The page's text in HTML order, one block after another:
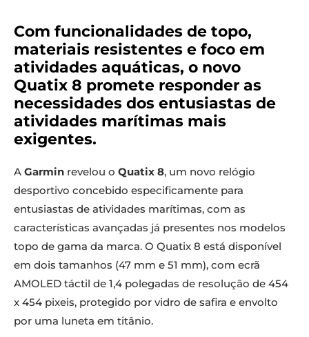
Com funcionalidades de topo,
materiais resistentes e foco em
atividades aquáticas, o novo
Quatix 8 promete responder as
necessidades dos entusiastas de
atividades marítimas mais
exigentes.
A Garmin revelou o Quatix 8, um novo relógio
desportivo concebido especificamente para
entusiastas de atividades marítimas, com as
características avançadas já presentes nos modelos
topo de gama da marca. O Quatix 8 está disponível
em dois tamanhos (47 mm e 51 mm), com ecrã
AMOLED táctil de 1,4 polegadas de resolução de 454
x 454 pixeis, protegido por vidro de safira e envolto
por uma luneta em titânio.